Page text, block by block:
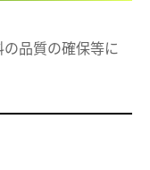
の品質の確保等に